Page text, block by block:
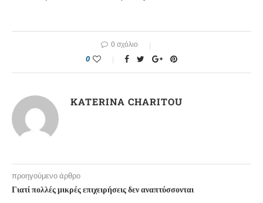
0 σχόλιο
0
KATERINA CHARITOU
προηγούμενο άρθρο
Γιατί πολλές μικρές επιχειρήσεις δεν αναπτύσσονται